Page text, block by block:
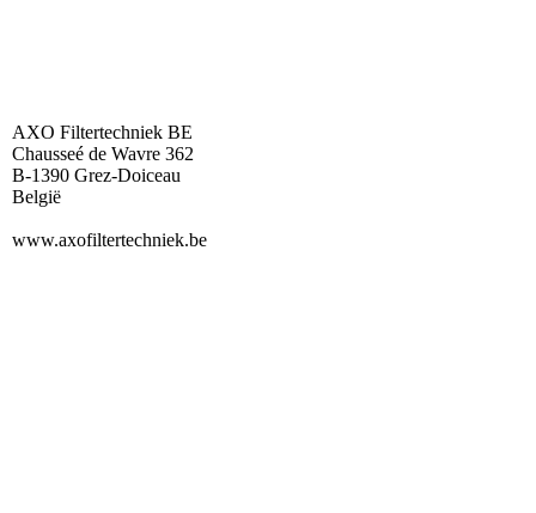
AXO Filtertechniek BE
Chausseé de Wavre 362
B-1390 Grez-Doiceau
België
www.axofiltertechniek.be